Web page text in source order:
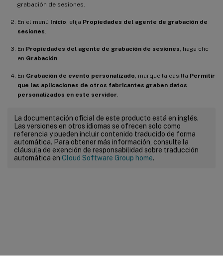
grabación de sesiones.
En el menú Inicio , elija Propiedades del agente de grabación de
sesiones
En Propiedades del agente de grabación de sesiones , haga clic
en Grabación
En Grabación de evento personalizado , marque la casilla Permitir
que las aplicaciones de otros fabricantes graben datos
personalizados en este servidor
La documentación oficial de este producto está en inglés.
Las versiones en otros idiomas se ofrecen solo como
referencia y pueden incluir contenido traducido de forma
automática. Para obtener más información, consulte la
cláusula de exención de responsabilidad sobre traducción
automática en Cloud Software Group home.